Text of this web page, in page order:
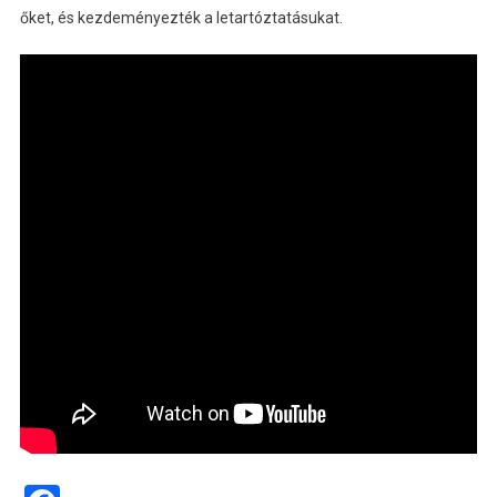
őket, és kezdeményezték a letartóztatásukat.